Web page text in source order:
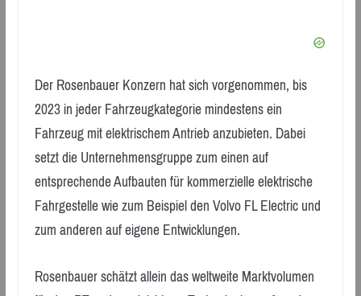
Der Rosenbauer Konzern hat sich vorgenommen, bis
2023 in jeder Fahrzeugkategorie mindestens ein
Fahrzeug mit elektrischem Antrieb anzubieten. Dabei
setzt die Unternehmensgruppe zum einen auf
entsprechende Aufbauten für kommerzielle elektrische
Fahrgestelle wie zum Beispiel den Volvo FL Electric und
zum anderen auf eigene Entwicklungen.
Rosenbauer schätzt allein das weltweite Marktvolumen